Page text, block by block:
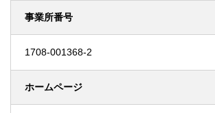
事業所番号
1708-001368-2
ホームページ